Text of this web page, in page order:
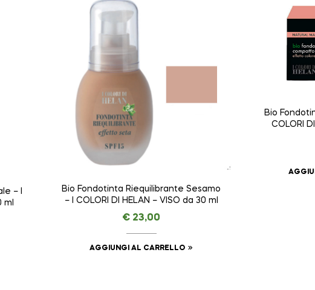
– I
ml
Bio Fondotinta Riequilibrante Sesamo
– I COLORI DI HELAN – VISO da 30 ml
€ 23,00
AGGIUNGI AL CARRELLO
Bio
COLORI